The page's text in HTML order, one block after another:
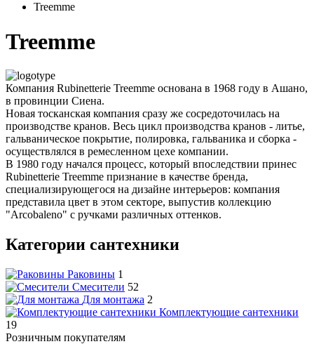
Treemme
Treemme
Компания Rubinetterie Treemme основана в 1968 году в Ашано,
в провинции Сиена.
Новая тосканская компания сразу же сосредоточилась на
производстве кранов. Весь цикл производства кранов - литье,
гальваническое покрытие, полировка, гальваника и сборка -
осуществлялся в ремесленном цехе компании.
В 1980 году начался процесс, который впоследствии принес
Rubinetterie Treemme признание в качестве бренда,
специализирующегося на дизайне интерьеров: компания
представила цвет в этом секторе, выпустив коллекцию
"Arcobaleno" с ручками различных оттенков.
Категории сантехники
Раковины 1
Смесители 52
Для монтажа 2
Комплектующие сантехники
19
Розничным покупателям